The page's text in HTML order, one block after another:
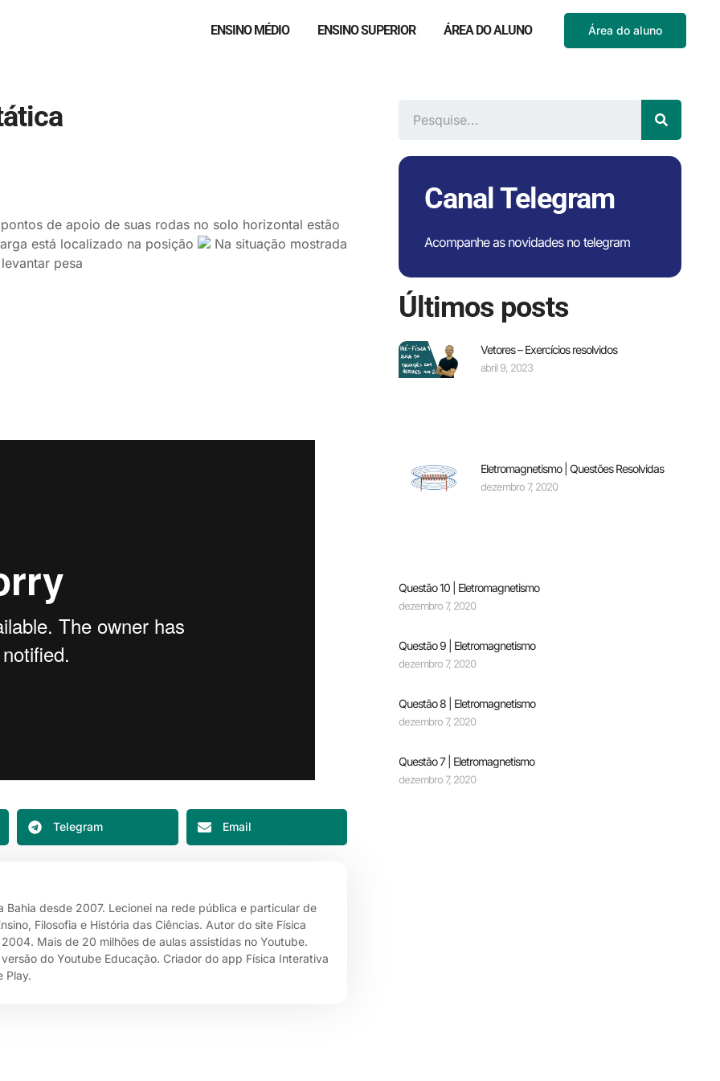
ENSINO MÉDIO ENSINO SUPERIOR ÁREA DO ALUNO Área do aluno
de apoio de suas rodas no solo horizontal estão
está localizado na posição
Na situação mostrada
pesa
Telegram Email
Bahia desde 2007. Lecionei na rede pública e particular de
Filosofia e História das Ciências. Autor do site Física
Mais de 20 milhões de aulas assistidas no Youtube.
do Youtube Educação. Criador do app Física Interativa
Play.
Canal Telegram
Acompanhe as novidades no telegram
Últimos posts
Vetores – Exercícios resolvidos
abril 9, 2023
Eletromagnetismo | Questões Resolvidas
dezembro 7, 2020
Questão 10 | Eletromagnetismo
dezembro 7, 2020
Questão 9 | Eletromagnetismo
dezembro 7, 2020
Questão 8 | Eletromagnetismo
dezembro 7, 2020
Questão 7 | Eletromagnetismo
dezembro 7, 2020